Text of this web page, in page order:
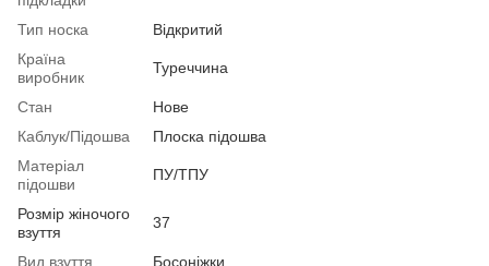
Тип носка
Відкритий
Країна
виробник
Туреччина
Стан
Нове
Каблук/Підошва
Плоска підошва
Матеріал
підошви
ПУ/ТПУ
Розмір жіночого
взуття
37
Вид взуття
Босоніжки